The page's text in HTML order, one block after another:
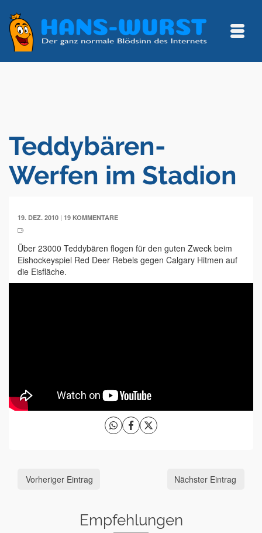
Teddybären-
Werfen im Stadion
19. DEZ. 2010 | 19 KOMMENTARE
Über 23000 Teddybären flogen für den guten Zweck beim
Eishockeyspiel Red Deer Rebels gegen Calgary Hitmen auf
die Eisfläche.
Vorheriger Eintrag Nächster Eintrag
Empfehlungen